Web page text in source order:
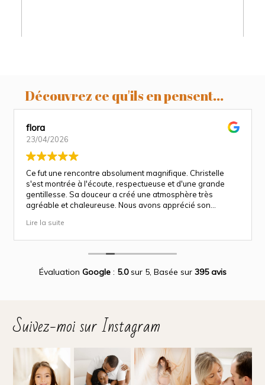
Découvrez ce qu'ils en pensent...
flora
23/04/2026
Ce fut une rencontre absolument magnifique. Christelle
s'est montrée à l'écoute, respectueuse et d'une grande
gentillesse. Sa douceur a créé une atmosphère très
agréable et chaleureuse. Nous avons apprécié son
(grossesse et naissance). Ce fut une expérience des plus
Encore merci infiniment.
Lire la suite
Évaluation Google: 5.0sur 5, Basée sur 395 avis
Suivez-moi sur Instagram